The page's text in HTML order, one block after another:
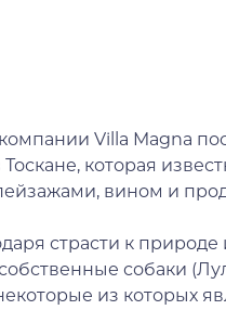
Villa Magna
которая
вином и
страсти к
собаки
из которых